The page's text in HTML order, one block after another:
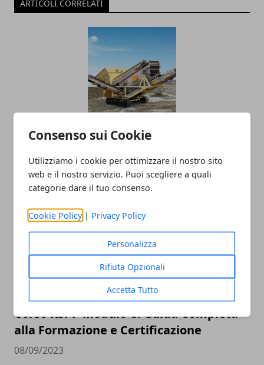
Consenso sui Cookie
Utilizziamo i cookie per ottimizzare il nostro sito
web e il nostro servizio. Puoi scegliere a quali
categorie dare il tuo consenso.
Cookie Policy | Privacy Policy
Personalizza
Rifiuta Opzionali
Accetta Tutto
ARTICOLI CORRELATI
Tutto ciò che c’è da sapere sugli
principio di funzionamento
05/10/2023
Corso RSPP Modulo C: Guida Completa
alla Formazione e Certificazione
08/09/2023